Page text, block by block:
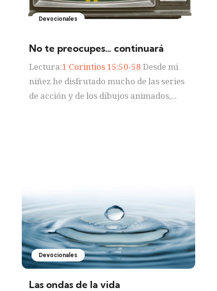
Devocionales
No te preocupes… continuará
Lectura:1 Corintios 15:50-58 Desde mi
niñez he disfrutado mucho de las series
de acción y de los dibujos animados,...
Devocionales
Las ondas de la vida